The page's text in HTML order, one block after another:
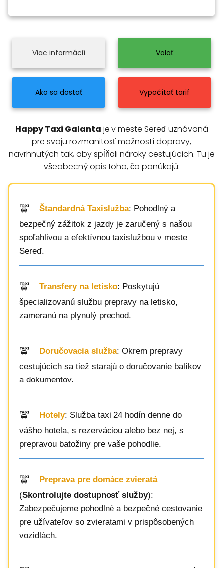
Viac informácií Volať
Ako sa dostať Vypočítať tarif
Happy Taxi Galanta je v meste Sereď uznávaná
pre svoju rozmanitosť možností dopravy,
navrhnutých tak, aby spĺňali nároky cestujúcich. Tu je
všeobecný opis toho, čo ponúkajú:
Štandardná Taxislužba: Pohodlný a
bezpečný zážitok z jazdy je zaručený s našou
spoľahlivou a efektívnou taxislužbou v meste
Sereď.
Transfery na letisko: Poskytujú
špecializovanú službu prepravy na letisko,
zameranú na plynulý prechod.
Doručovacia služba: Okrem prepravy
cestujúcich sa tiež starajú o doručovanie balíkov
a dokumentov.
Hotely: Služba taxi 24 hodín denne do
vášho hotela, s rezerváciou alebo bez nej, s
prepravou batožiny pre vaše pohodlie.
Preprava pre domáce zvieratá
(Skontrolujte dostupnosť služby):
Zabezpečujeme pohodlné a bezpečné cestovanie
pre užívateľov so zvieratami v prispôsobených
vozidlách.